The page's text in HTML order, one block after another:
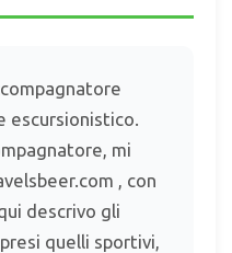
escursionistico.
mi
, con
descrivo gli
quelli sportivi,